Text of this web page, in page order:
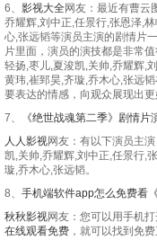
6、 影视大全网友：最近有曹云
乔耀辉,刘中正,任景行,张恩泽,
心,张远韬等演员主演的剧情片
片里面，演员的演技都是非常
轻扬,枣儿,夏浚凯,关帅,乔耀辉,
黄玮,崔郅昊,齐璇,乔木心,张远
要表达的情感，向观众展现出
7、
《绝世战魂第二季》剧情片
人人影视网友：有以下演员主
凯,关帅,乔耀辉,刘中正,任景行,
璇,乔木心,张远韬。
8、 手机端软件app怎么免费看
秋秋影视网友：您可以用手机
在线观看免费 ，就可以找到免